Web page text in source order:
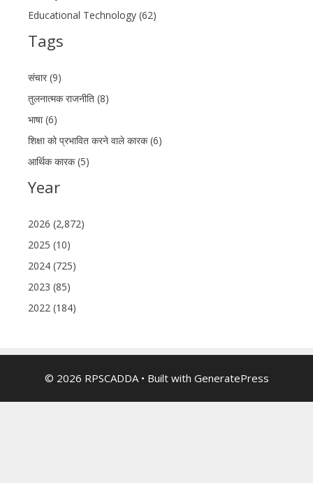
Educational Technology (62)
Tags
संचार (9)
तुलनात्मक राजनीति (8)
भाषा (6)
शिक्षा को प्रभावित करने वाले कारक (6)
आर्थिक कारक (5)
Year
2026 (2,872)
2025 (10)
2024 (725)
2023 (85)
2022 (184)
© 2026 RPSCADDA• Built with GeneratePress